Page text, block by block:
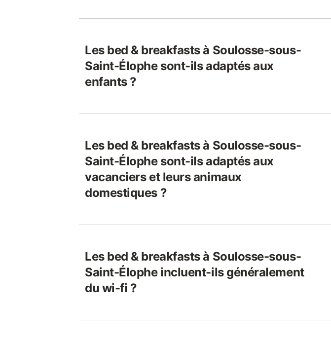
Les bed & breakfasts à Soulosse-sous-
Saint-Élophe sont-ils adaptés aux
enfants ?
Les bed & breakfasts à Soulosse-sous-
Saint-Élophe sont-ils adaptés aux
vacanciers et leurs animaux
domestiques ?
Les bed & breakfasts à Soulosse-sous-
Saint-Élophe incluent-ils généralement
du wi-fi ?